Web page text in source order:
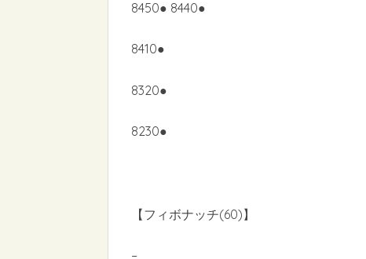
8450● 8440●
8410●
8320●
8230●
【フィボナッチ(60)】
–